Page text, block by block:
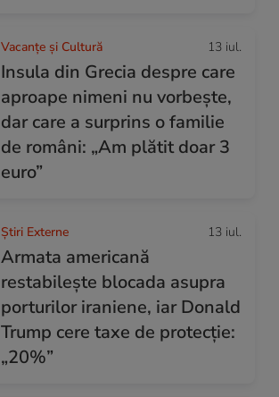
Vacanțe și Cultură 13 iul.
Insula din Grecia despre care
aproape nimeni nu vorbește,
dar care a surprins o familie
de români: „Am plătit doar 3
euro”
Știri Externe 13 iul.
Armata americană
restabilește blocada asupra
porturilor iraniene, iar Donald
Trump cere taxe de protecție:
„20%”